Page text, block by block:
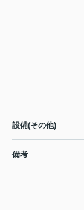
設備(その他)
備考